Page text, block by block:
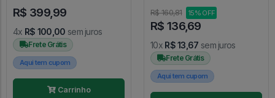
R$ 399,99
4x R$ 100,00 sem juros
Frete Grátis
Aqui tem cupom
Carrinho
R$ 160,81 15% OFF
R$ 136,69
10x R$ 13,67 sem juros
Frete Grátis
Aqui tem cupom